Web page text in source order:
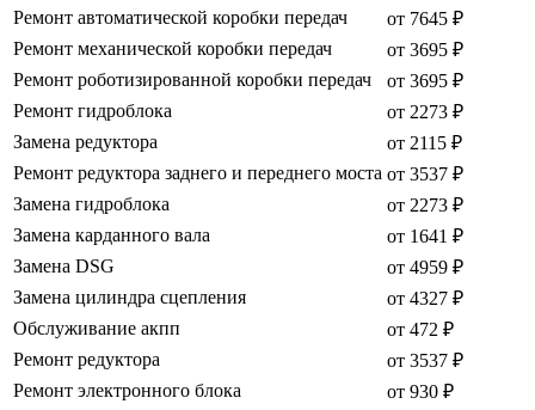
Ремонт автоматической коробки передач
от 7645 ₽
Ремонт механической коробки передач
от 3695 ₽
Ремонт роботизированной коробки передач
от 3695 ₽
Ремонт гидроблока
от 2273 ₽
Замена редуктора
от 2115 ₽
Ремонт редуктора заднего и переднего моста от 3537 ₽
Замена гидроблока
от 2273 ₽
Замена карданного вала
от 1641 ₽
Замена DSG
от 4959 ₽
Замена цилиндра сцепления
от 4327 ₽
Обслуживание акпп
от 472 ₽
Ремонт редуктора
от 3537 ₽
Ремонт электронного блока
от 930 ₽